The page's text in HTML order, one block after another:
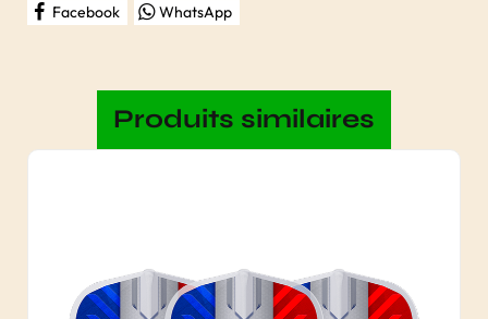
Facebook WhatsApp
Produits similaires